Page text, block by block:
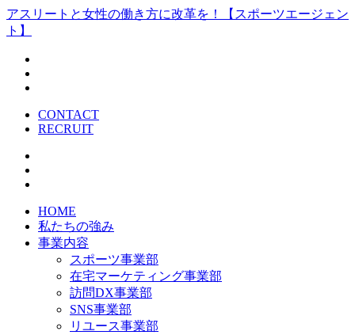
アスリートと女性の働き方に改革を！【スポーツエージェン
ト】
CONTACT
RECRUIT
HOME
私たちの強み
事業内容
スポーツ事業部
在宅マーケティング事業部
訪問DX事業部
SNS事業部
リユース事業部